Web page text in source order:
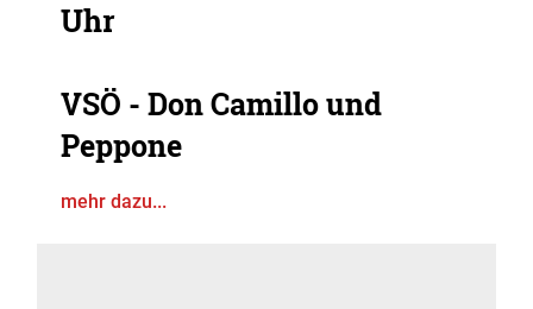
Uhr
VSÖ - Don Camillo und
Peppone
mehr dazu...